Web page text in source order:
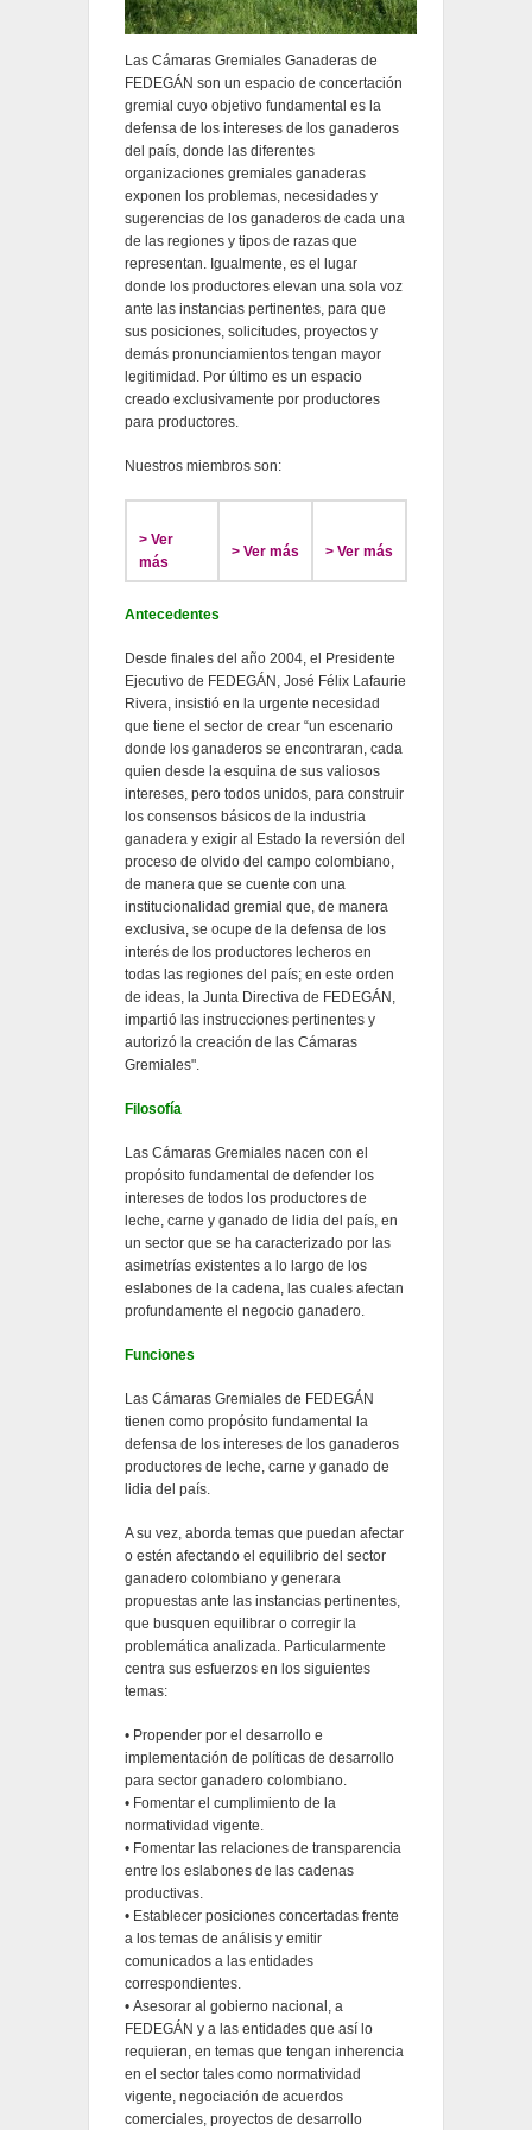
Las Cámaras Gremiales Ganaderas de
FEDEGÁN son un espacio de concertación
gremial cuyo objetivo fundamental es la
defensa de los intereses de los ganaderos
del país, donde las diferentes
organizaciones gremiales ganaderas
exponen los problemas, necesidades y
sugerencias de los ganaderos de cada una
de las regiones y tipos de razas que
representan. Igualmente, es el lugar
donde los productores elevan una sola voz
ante las instancias pertinentes, para que
sus posiciones, solicitudes, proyectos y
demás pronunciamientos tengan mayor
legitimidad. Por último es un espacio
creado exclusivamente por productores
para productores.
Nuestros miembros son:
> Ver
más
> Ver más > Ver más
Antecedentes
Desde finales del año 2004, el Presidente
Ejecutivo de FEDEGÁN, José Félix Lafaurie
Rivera, insistió en la urgente necesidad
que tiene el sector de crear “un escenario
donde los ganaderos se encontraran, cada
quien desde la esquina de sus valiosos
intereses, pero todos unidos, para construir
los consensos básicos de la industria
ganadera y exigir al Estado la reversión del
proceso de olvido del campo colombiano,
de manera que se cuente con una
institucionalidad gremial que, de manera
exclusiva, se ocupe de la defensa de los
interés de los productores lecheros en
todas las regiones del país; en este orden
de ideas, la Junta Directiva de FEDEGÁN,
impartió las instrucciones pertinentes y
autorizó la creación de las Cámaras
Gremiales".
Filosofía
Las Cámaras Gremiales nacen con el
propósito fundamental de defender los
intereses de todos los productores de
leche, carne y ganado de lidia del país, en
un sector que se ha caracterizado por las
asimetrías existentes a lo largo de los
eslabones de la cadena, las cuales afectan
profundamente el negocio ganadero.
Funciones
Las Cámaras Gremiales de FEDEGÁN
tienen como propósito fundamental la
defensa de los intereses de los ganaderos
productores de leche, carne y ganado de
lidia del país.
A su vez, aborda temas que puedan afectar
o estén afectando el equilibrio del sector
ganadero colombiano y generara
propuestas ante las instancias pertinentes,
que busquen equilibrar o corregir la
problemática analizada. Particularmente
centra sus esfuerzos en los siguientes
temas:
• Propender por el desarrollo e
implementación de políticas de desarrollo
para sector ganadero colombiano.
• Fomentar el cumplimiento de la
normatividad vigente.
• Fomentar las relaciones de transparencia
entre los eslabones de las cadenas
productivas.
• Establecer posiciones concertadas frente
a los temas de análisis y emitir
comunicados a las entidades
correspondientes.
• Asesorar al gobierno nacional, a
FEDEGÁN y a las entidades que así lo
requieran, en temas que tengan inherencia
en el sector tales como normatividad
vigente, negociación de acuerdos
comerciales, proyectos de desarrollo